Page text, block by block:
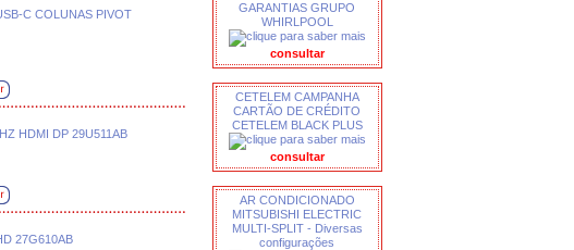
C COLUNAS PIVOT
HDMI DP 29U511AB
27G610AB
GARANTIAS GRUPO
WHIRLPOOL
consultar
CETELEM CAMPANHA
CARTÃO DE CRÉDITO
CETELEM BLACK PLUS
consultar
AR CONDICIONADO
MITSUBISHI ELECTRIC
MULTI-SPLIT - Diversas
configurações